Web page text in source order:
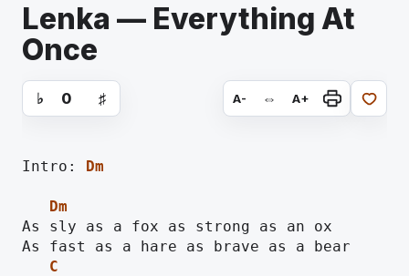
Lenka — Everything At
Once
аккорды для гитары, текст песни
♭ 0 ♯ A- ⇔ A+
Intro: Dm
Dm
As sly as a fox as strong as an ox
C